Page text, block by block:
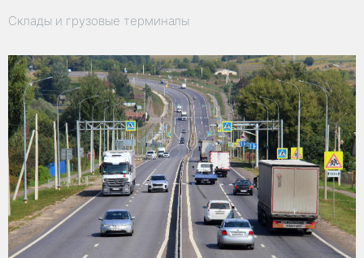
Склады и грузовые терминалы